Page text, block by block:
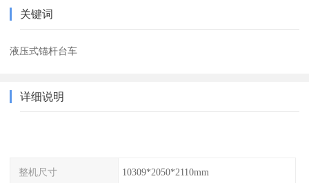
关键词
液压式锚杆台车
详细说明
整机尺寸 10309*2050*2110mm